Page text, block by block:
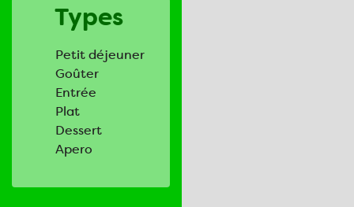
Types
Petit déjeuner
Goûter
Entrée
Plat
Dessert
Apero